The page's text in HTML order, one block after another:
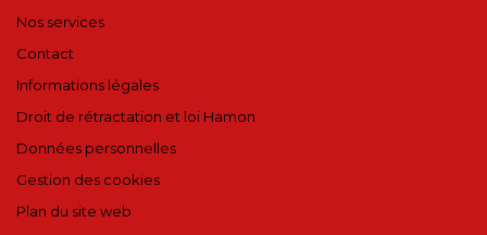
Nos services
Contact
Informations légales
Droit de rétractation et loi Hamon
Données personnelles
Gestion des cookies
Plan du site web